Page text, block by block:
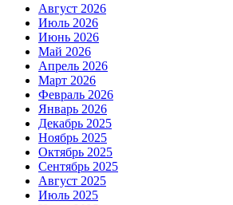
Август 2026
Июль 2026
Июнь 2026
Май 2026
Апрель 2026
Март 2026
Февраль 2026
Январь 2026
Декабрь 2025
Ноябрь 2025
Октябрь 2025
Сентябрь 2025
Август 2025
Июль 2025